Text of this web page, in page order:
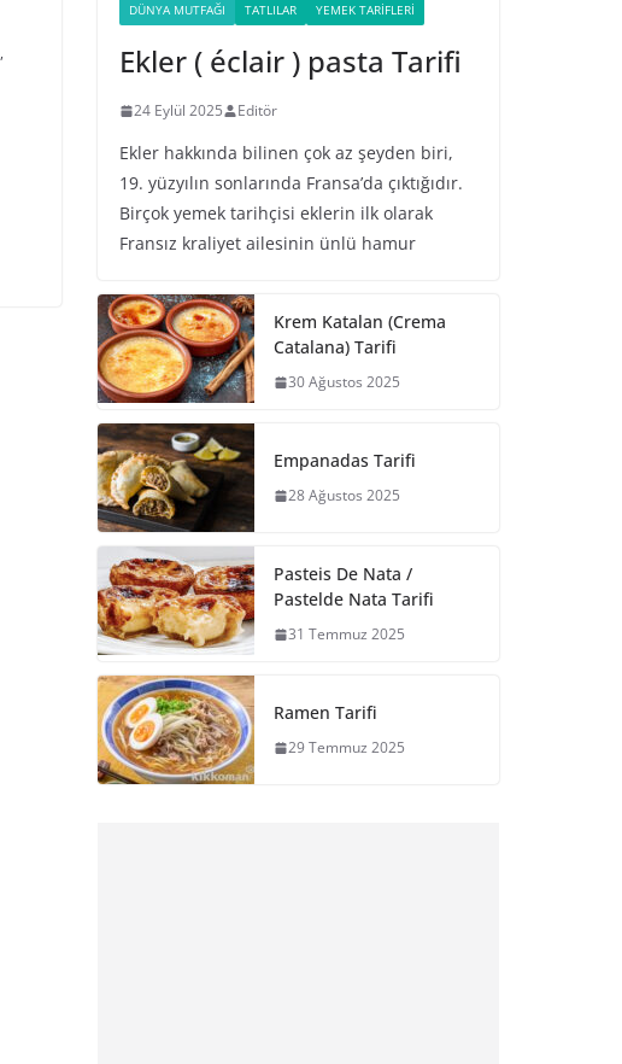
,
DÜNYA MUTFAĞI TATLILAR YEMEK TARIFLERI
Ekler ( éclair ) pasta Tarifi
24 Eylül 2025 Editör
Ekler hakkında bilinen çok az şeyden biri,
19. yüzyılın sonlarında Fransa’da çıktığıdır.
Birçok yemek tarihçisi eklerin ilk olarak
Fransız kraliyet ailesinin ünlü hamur
Krem Katalan (Crema
Catalana) Tarifi
30 Ağustos 2025
Empanadas Tarifi
28 Ağustos 2025
Pasteis De Nata /
Pastelde Nata Tarifi
31 Temmuz 2025
Ramen Tarifi
29 Temmuz 2025